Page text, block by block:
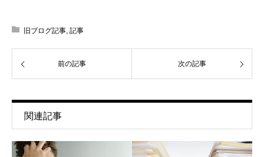
旧ブログ記事 記事
前の記事 次の記事
関連記事